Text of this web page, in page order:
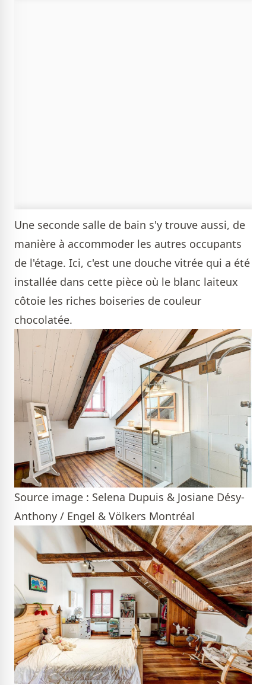
Une seconde salle de bain s'y trouve aussi, de
manière à accommoder les autres occupants
de l'étage. Ici, c'est une douche vitrée qui a été
installée dans cette pièce où le blanc laiteux
côtoie les riches boiseries de couleur
chocolatée.
Source image : Selena Dupuis & Josiane Désy-
Anthony / Engel & Völkers Montréal